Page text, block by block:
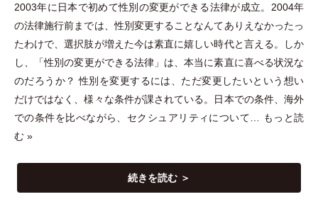
2003年に日本で初めて性別の変更ができる法律が成立。2004年
の法律施行前までは、性別変更することなんてありえなかったっ
たわけで、選択肢が増えた今は素直に嬉しい時代と言える。しか
し、
「性別の変更ができる法律 」 は、本当に素直に喜べる状況な
のだろうか？ 性別を変更するには、ただ変更したいという想い
だけではなく、様々な条件が課されている。日本での条件、海外
での条件を比べながら、セクシュアリティについて…
もっと読
む »
続きを読む ＞